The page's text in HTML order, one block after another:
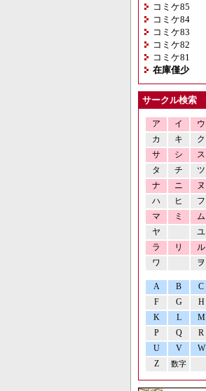
コミケ85
コミケ84
コミケ83
コミケ82
コミケ81
在庫僅少
サークル検索
ア イ ウ
カ
キ ク
サ
シ ス
タ
チ ツ
ナ
ニ ヌ
ハ
ヒ フ
マ
ミ ム
ヤ
ユ
ラ
リ ル
ワ
ヲ
A B C
F
G H
K
L M
P
Q R
U
V W
Z
数字